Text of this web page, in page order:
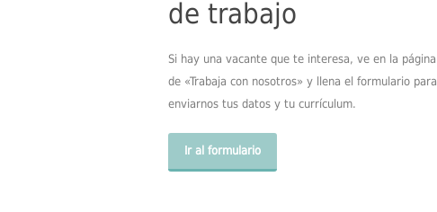
de trabajo
Si hay una vacante que te interesa, ve en la página
de «Trabaja con nosotros» y llena el formulario para
enviarnos tus datos y tu currículum.
Ir al formulario